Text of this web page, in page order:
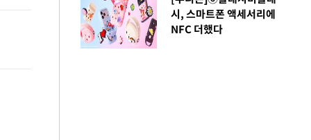
시, 스마트폰 액세서리에
NFC 더했다